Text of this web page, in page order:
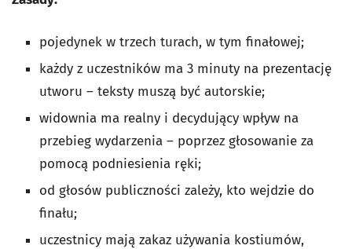
pojedynek w trzech turach, w tym finałowej;
każdy z uczestników ma 3 minuty na prezentację
utworu – teksty muszą być autorskie;
widownia ma realny i decydujący wpływ na
przebieg wydarzenia – poprzez głosowanie za
pomocą podniesienia ręki;
od głosów publiczności zależy, kto wejdzie do
finału;
uczestnicy mają zakaz używania kostiumów,